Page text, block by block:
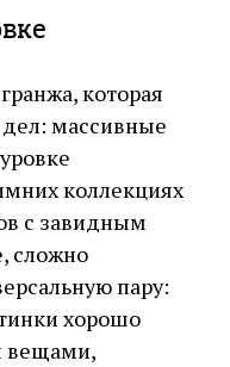
которая
дел: массивные
коллекциях
с завидным
сложно
пару:
хорошо
вещами,